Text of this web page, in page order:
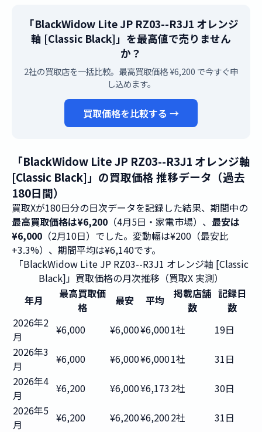
「BlackWidow Lite JP RZ03--R3J1 オレンジ
軸 [Classic Black]」を最高値で売りません
か？
2社の買取店を一括比較。最高買取価格 ¥6,200 で今すぐ申
し込めます。
買取価格を比較する →
「BlackWidow Lite JP RZ03--R3J1 オレンジ軸
[Classic Black]」の買取価格 推移データ（過去
180日間）
買取Xが180日分の日次データを記録した結果、期間中の
最高買取価格は¥6,200 （4月5日・家電市場）、 最安は
¥6,000 （2月10日）でした。変動幅は¥200（最安比
+3.3%）、期間平均は¥6,140です。
「BlackWidow Lite JP RZ03--R3J1 オレンジ軸 [Classic
Black]」買取価格の月次推移（買取X 実測）
年月
最高買取価
格
最安 平均
掲載店舗
数
記録日
数
2026年2
月
¥6,000 ¥6,000¥6,0001社
19日
2026年3
月
¥6,000 ¥6,000¥6,0001社
31日
2026年4
月
¥6,200 ¥6,000¥6,1732社
30日
2026年5
月
¥6,200 ¥6,200¥6,2002社
31日